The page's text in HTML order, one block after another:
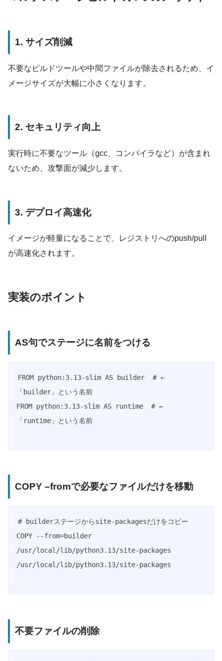
1. サイズ削減
不要なビルドツールや中間ファイルが除去されるため、イ
メージサイズが大幅に小さくなります。
2. セキュリティ向上
実行時に不要なツール（gcc、コンパイラなど）が含まれ
ないため、攻撃面が減少します。
3. デプロイ高速化
イメージが軽量になることで、レジストリへのpush/pull
が高速化されます。
実装のポイント
AS句でステージに名前をつける
FROM python:3.13-slim AS builder  # ←
「builder」という名前
FROM python:3.13-slim AS runtime  # ←
「runtime」という名前
COPY –fromで必要なファイルだけを移動
# builderステージからsite-packagesだけをコピー
COPY --from=builder
/usr/local/lib/python3.13/site-packages
/usr/local/lib/python3.13/site-packages
不要ファイルの削除